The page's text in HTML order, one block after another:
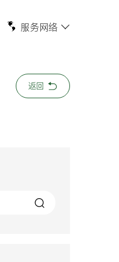
服务网络
返回
关闭